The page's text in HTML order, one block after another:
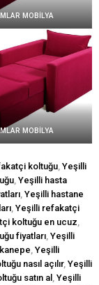
MOBİLYA
MOBİLYA
koltuğu Yeşilli
Yeşilli hasta
Yeşilli hastane
Yeşilli refakatçi
koltuğu en ucuz
fiyatları Yeşilli
Yeşilli
nasıl açılır, Yeşilli
satın al
Yeşilli